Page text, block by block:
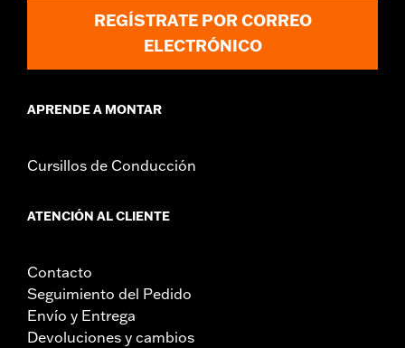
REGÍSTRATE POR CORREO
ELECTRÓNICO
APRENDE A MONTAR
Cursillos de Conducción
ATENCIÓN AL CLIENTE
Contacto
Seguimiento del Pedido
Envío y Entrega
Devoluciones y cambios